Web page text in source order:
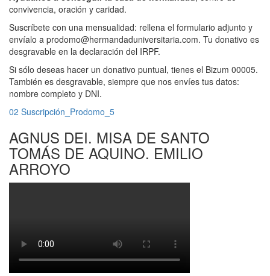
convivencia, oración y caridad.
Suscríbete con una mensualidad: rellena el formulario adjunto y
envíalo a prodomo@hermandaduniversitaria.com. Tu donativo es
desgravable en la declaración del IRPF.
Si sólo deseas hacer un donativo puntual, tienes el Bizum 00005.
También es desgravable, siempre que nos envíes tus datos:
nombre completo y DNI.
02 Suscripción_Prodomo_5
AGNUS DEI. MISA DE SANTO
TOMÁS DE AQUINO. EMILIO
ARROYO